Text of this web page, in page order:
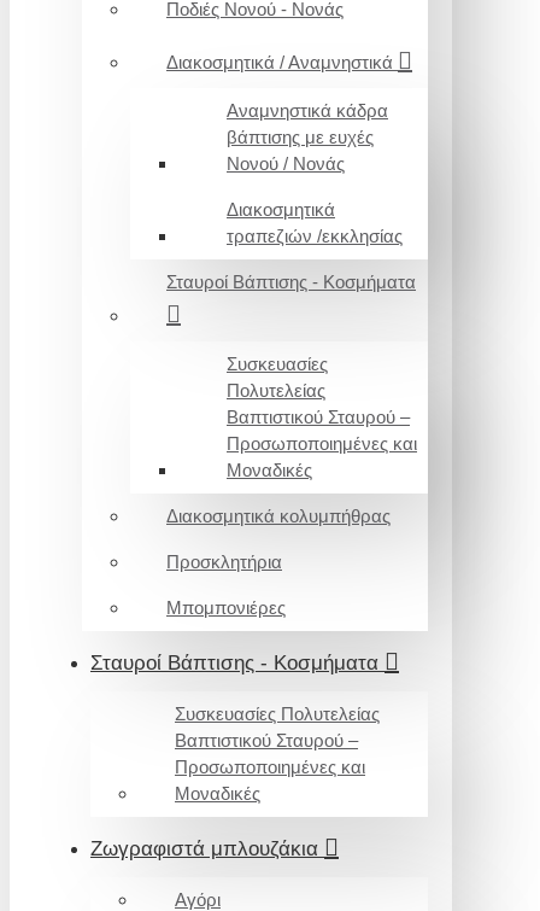
Ποδιές Νονού - Νονάς
Διακοσμητικά / Αναμνηστικά
Αναμνηστικά κάδρα
βάπτισης με ευχές
Νονού / Νονάς
Διακοσμητικά
τραπεζιών /εκκλησίας
Σταυροί Βάπτισης - Κοσμήματα
Συσκευασίες
Πολυτελείας
Βαπτιστικού Σταυρού –
Προσωποποιημένες και
Μοναδικές
Διακοσμητικά κολυμπήθρας
Προσκλητήρια
Μπομπονιέρες
Σταυροί Βάπτισης - Κοσμήματα
Συσκευασίες Πολυτελείας
Βαπτιστικού Σταυρού –
Προσωποποιημένες και
Μοναδικές
Ζωγραφιστά μπλουζάκια
Αγόρι